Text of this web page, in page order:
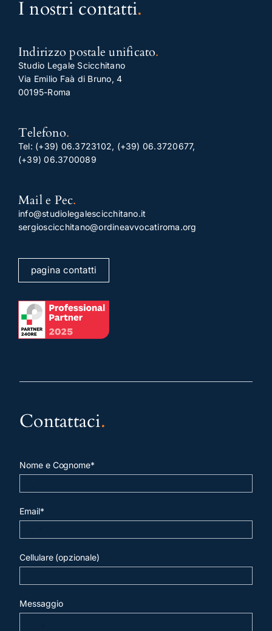
I nostri contatti.
Indirizzo postale unificato.
Studio Legale Scicchitano
Via Emilio Faà di Bruno, 4
00195-Roma
Telefono.
Tel: (+39) 06.3723102, (+39) 06.3720677,
(+39) 06.3700089
Mail e Pec.
info@studiolegalescicchitano.it
sergioscicchitano@ordineavvocatiroma.org
pagina contatti
Contattaci.
Nome e Cognome*
Email*
Cellulare (opzionale)
Messaggio